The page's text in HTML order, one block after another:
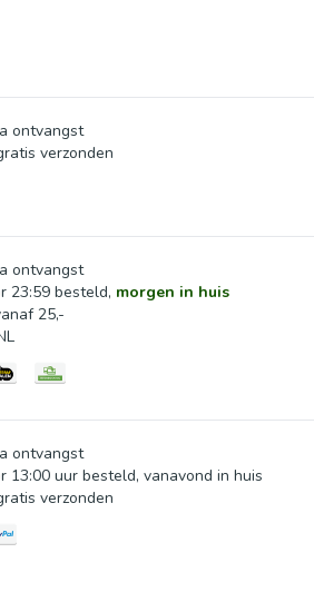
ontvangst
verzonden
ontvangst
23:59 besteld, morgen in huis
25,-
ontvangst
13:00 uur besteld, vanavond in huis
verzonden